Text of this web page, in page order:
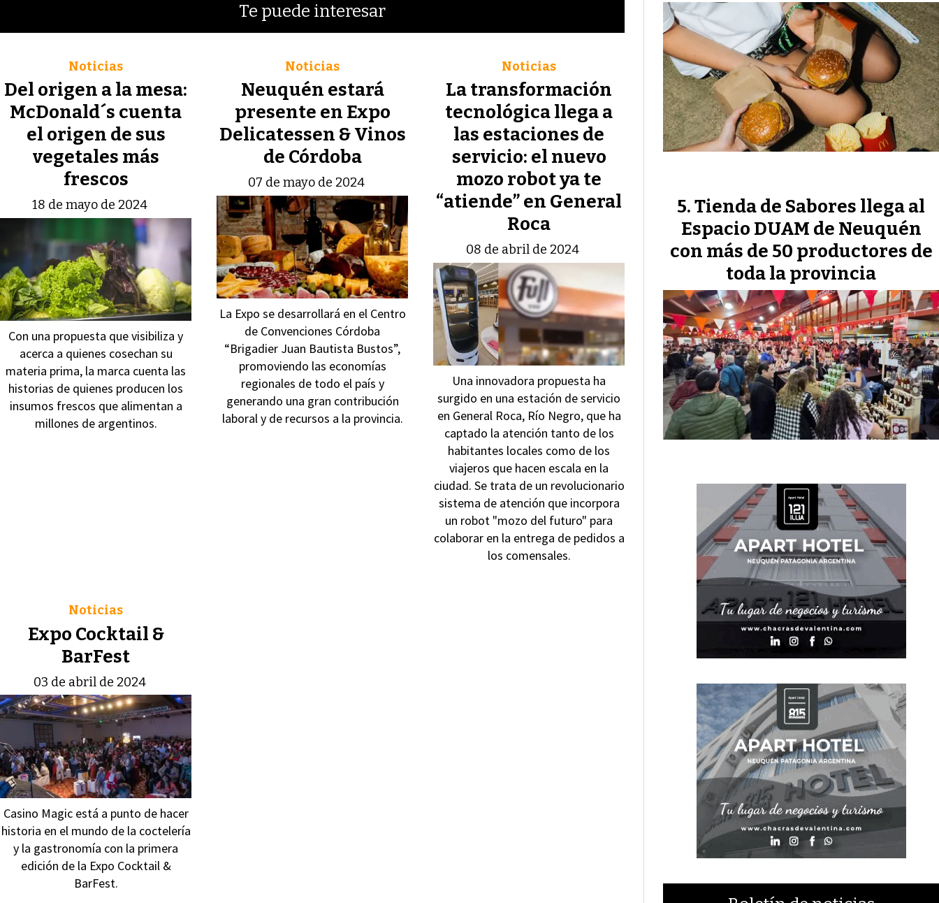
Te puede interesar
Del origen a la mesa:
McDonald´s cuenta
el origen de sus
vegetales más
frescos
Noticias
18 de mayo de 2024
Con una propuesta que visibiliza y
acerca a quienes cosechan su
materia prima, la marca cuenta las
historias de quienes producen los
insumos frescos que alimentan a
millones de argentinos.
Neuquén estará
presente en Expo
Delicatessen & Vinos
de Córdoba
Noticias
07 de mayo de 2024
La Expo se desarrollará en el Centro
de Convenciones Córdoba
“Brigadier Juan Bautista Bustos”,
promoviendo las economías
regionales de todo el país y
generando una gran contribución
laboral y de recursos a la provincia.
La transformación
tecnológica llega a
las estaciones de
servicio: el nuevo
mozo robot ya te
“atiende” en General
Roca
Noticias
08 de abril de 2024
Una innovadora propuesta ha
surgido en una estación de servicio
en General Roca, Río Negro, que ha
captado la atención tanto de los
habitantes locales como de los
viajeros que hacen escala en la
ciudad. Se trata de un revolucionario
sistema de atención que incorpora
un robot "mozo del futuro" para
colaborar en la entrega de pedidos a
los comensales.
Expo Cocktail &
BarFest
Noticias
03 de abril de 2024
Casino Magic está a punto de hacer
historia en el mundo de la coctelería
y la gastronomía con la primera
edición de la Expo Cocktail &
BarFest.
Tienda de Sabores llega al
Espacio DUAM de Neuquén
con más de 50 productores de
toda la provincia